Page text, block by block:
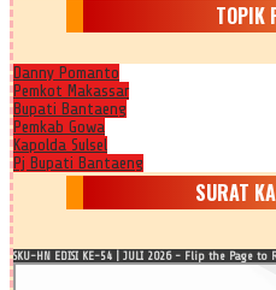
TOPIK
Danny Pomanto
Pemkot Makassar
Bupati Bantaeng
Pemkab Gowa
Kapolda Sulsel
Pj Bupati Bantaeng
SURAT
SKU-HN EDISI KE-54 | JULI 2026 - Flip the Page to